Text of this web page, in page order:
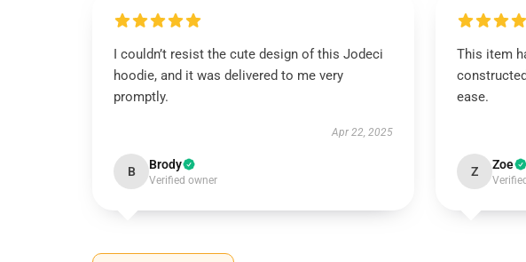
I couldn’t resist the cute design of this Jodeci
hoodie, and it was delivered to me very
promptly.
Apr 22, 2025
B Brody
Verified owner
This item
ease.
Z Zoe